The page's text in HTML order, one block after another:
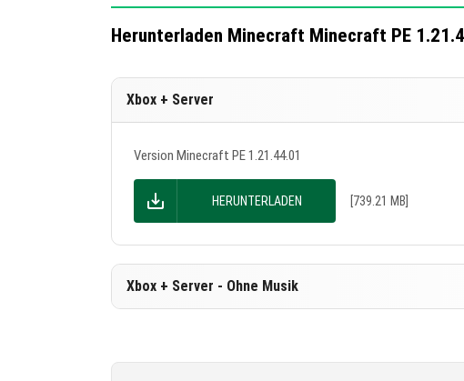
Herunterladen Minecraft Minecraft PE
Xbox + Server
Version Minecraft PE 1.21.44.01
HERUNTERLADEN [739.21 MB]
Xbox + Server - Ohne Musik